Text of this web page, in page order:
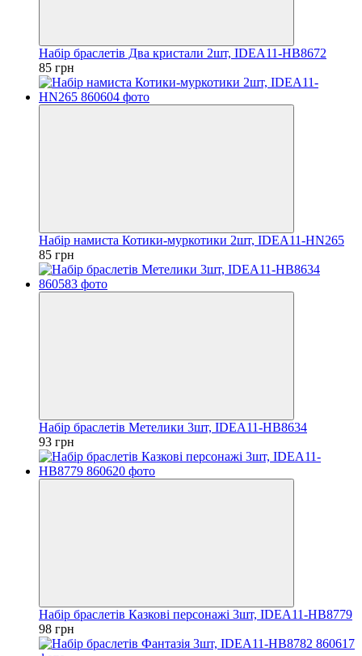
Набір браслетів Два кристали 2шт, IDEA11-HB8672
85 грн
Набір намиста Котики-муркотики 2шт, IDEA11-HN265
85 грн
Набір браслетів Метелики 3шт, IDEA11-HB8634
93 грн
Набір браслетів Казкові персонажі 3шт, IDEA11-HB8779
98 грн